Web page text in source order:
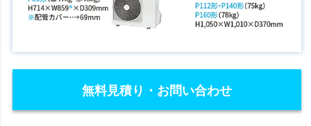
無料見積り・お問い合わせ